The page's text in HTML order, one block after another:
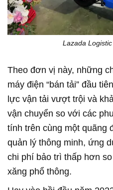
Lazada
Theo đơn vị này, những
máy điện “bán tải” đầu
lực vận tải vượt trội và
vận chuyển so với các
tính trên cùng một quãng
quản lý thông minh, ứng
chi phí bảo trì thấp hơn
xăng phổ thông.